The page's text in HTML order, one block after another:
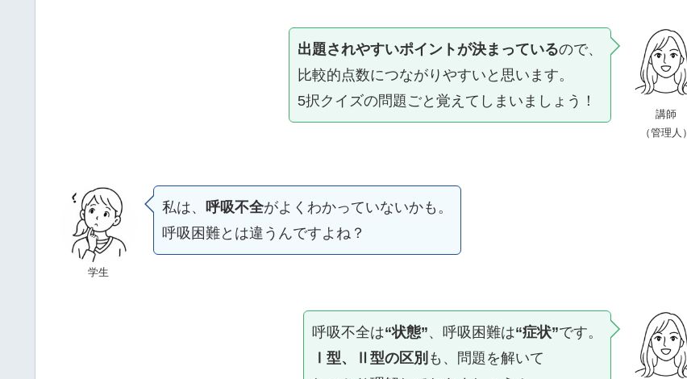
講師
（管理人）
出題されやすいポイントが決まっているので、
比較的点数につながりやすいと思います。
5択クイズの問題ごと覚えてしまいましょう！
学生
私は、 呼吸不全がよくわかっていないかも。
呼吸困難とは違うんですよね？
呼吸不全は“状態”、呼吸困難は“症状”です。
Ⅰ型、Ⅱ型の区別 も、問題を解いて